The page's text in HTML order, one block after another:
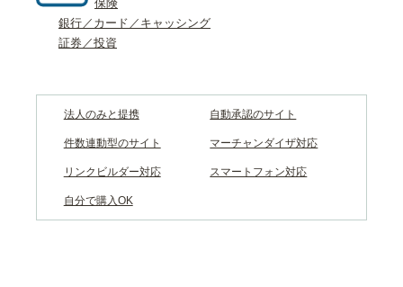
保険
銀行／カード／キャッシング
証券／投資
法人のみと提携 自動承認のサイト
件数連動型のサイト マーチャンダイザ対応
リンクビルダー対応 スマートフォン対応
自分で購入OK